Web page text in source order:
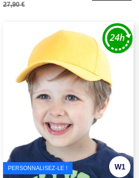
27,90 €
W1
PERSONNALISEZ-LE !